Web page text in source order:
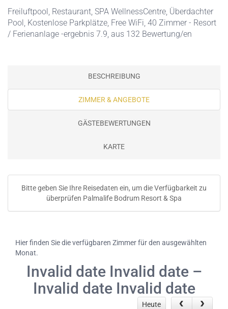
Freiluftpool, Restaurant, SPA WellnessCentre, Überdachter
Pool, Kostenlose Parkplätze, Free WiFi, 40 Zimmer - Resort
/ Ferienanlage -ergebnis 7.9, aus 132 Bewertung/en
BESCHREIBUNG
ZIMMER & ANGEBOTE
GÄSTEBEWERTUNGEN
KARTE
Bitte geben Sie Ihre Reisedaten ein, um die Verfügbarkeit zu
überprüfen Palmalife Bodrum Resort & Spa
Hier finden Sie die verfügbaren Zimmer für den ausgewählten
Monat.
Invalid date Invalid date –
Invalid date Invalid date
Heute